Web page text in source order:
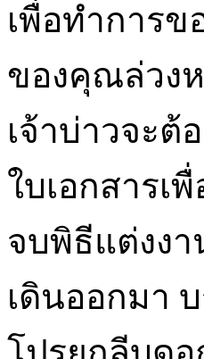
เพื่อทำการ
ของคุณล่วงห
เจ้าบ่าวจะต้
ใบเอกสารเ
จบพิธีแต่งง
เดินออกมา